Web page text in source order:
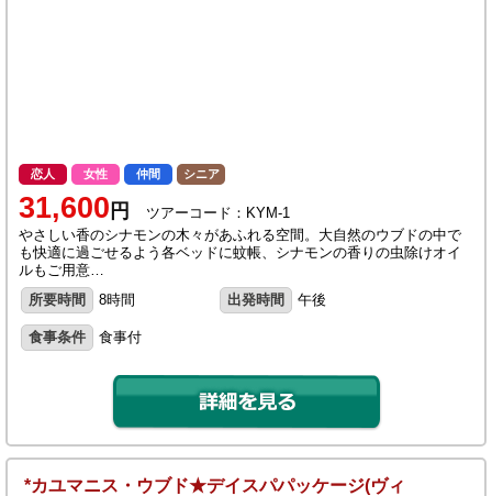
恋人 女性 仲間 シニア
31,600 円
ツアーコード：KYM-1
やさしい香のシナモンの木々があふれる空間。大自然のウブドの中で
も快適に過ごせるよう各ベッドに蚊帳、シナモンの香りの虫除けオイ
ルもご用意…
所要時間
8時間 出発時間 午後
食事条件 食事付
*カユマニス・ウブド★デイスパパッケージ(ヴィ